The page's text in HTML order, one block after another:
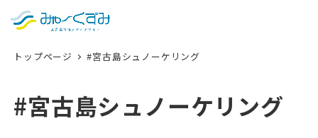
한국어
トップページ #宮古島シュノーケリング
#宮古島シュノーケリング